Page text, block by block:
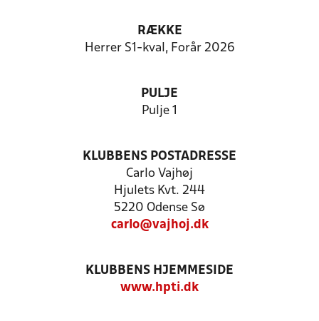
RÆKKE
Herrer S1-kval, Forår 2026
PULJE
Pulje 1
KLUBBENS POSTADRESSE
Carlo Vajhøj
Hjulets Kvt. 244
5220 Odense Sø
carlo@vajhoj.dk
KLUBBENS HJEMMESIDE
www.hpti.dk